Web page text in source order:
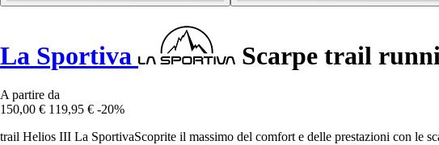
La Sportiva Scarpe trail
A partire da
150,00 € 119,95 € -20%
trail Helios III La SportivaScoprite il massimo del comfort e delle prestazioni con le